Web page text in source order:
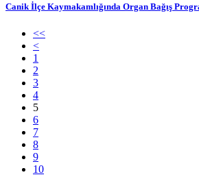
Canik İlçe Kaymakamlığında Organ Bağış
<<
<
1
2
3
4
5
6
7
8
9
10